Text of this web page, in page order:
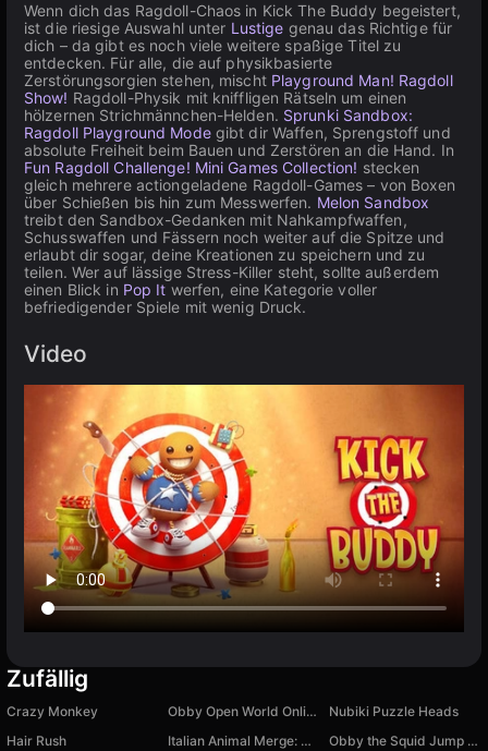
Wenn dich das Ragdoll-Chaos in Kick The Buddy begeistert,
ist die riesige Auswahl unter Lustige genau das Richtige für
dich – da gibt es noch viele weitere spaßige Titel zu
entdecken. Für alle, die auf physikbasierte
Zerstörungsorgien stehen, mischt Playground Man! Ragdoll
Show! Ragdoll-Physik mit kniffligen Rätseln um einen
hölzernen Strichmännchen-Helden. Sprunki Sandbox:
Ragdoll Playground Modegibt dir Waffen, Sprengstoff und
absolute Freiheit beim Bauen und Zerstören an die Hand. In
Fun Ragdoll Challenge! Mini Games Collection! stecken
gleich mehrere actiongeladene Ragdoll-Games – von Boxen
über Schießen bis hin zum Messwerfen. Melon Sandbox
treibt den Sandbox-Gedanken mit Nahkampfwaffen,
Schusswaffen und Fässern noch weiter auf die Spitze und
erlaubt dir sogar, deine Kreationen zu speichern und zu
teilen. Wer auf lässige Stress-Killer steht, sollte außerdem
einen Blick in Pop It werfen, eine Kategorie voller
befriedigender Spiele mit wenig Druck.
Video
Zufällig
Crazy Monkey Obby Open World Online
Nubiki Puzzle Heads
Hair Rush
Italian Animal Merge: Open Brainrot
Obby the Squid Jump Rope